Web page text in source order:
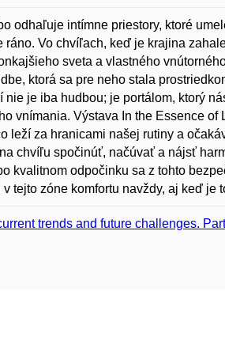
odhaľuje intímne priestory, ktoré
Vo chvíľach, keď je krajina
sveta a vlastného
ktorá sa pre neho stala
je iba hudbou; je portálom, ktorý
vnímania. Výstava In the Essence of
leží za hranicami našej rutiny a
chvíľu spočinúť, načúvať a nájsť
kvalitnom odpočinku sa z tohto
tejto zóne komfortu navždy, aj keď je
trends and future challenges.